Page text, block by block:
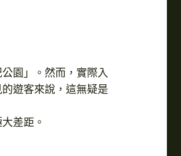
園」。然而，實際入
遊客來說，這無疑是
差距。